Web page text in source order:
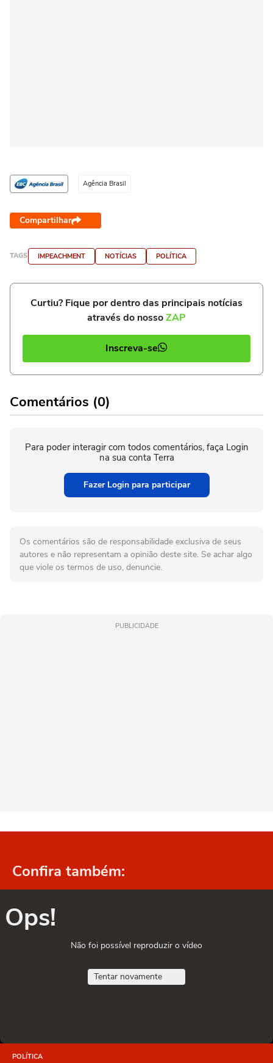
Agência Brasil
Compartilhar
TAGS IMPEACHMENT NOTÍCIAS POLÍTICA
Curtiu? Fique por dentro das principais notícias
através do nossoZAP
Inscreva-se
Comentários (0)
Para poder interagir com todos comentários, faça Login
na sua conta Terra
Fazer Login para participar
Os comentários são de responsabilidade exclusiva de seus
autores e não representam a opinião deste site. Se achar algo
que viole os termos de uso, denuncie.
PUBLICIDADE
Confira também:
Ops!
Não foi possível reproduzir o vídeo
Tentar novamente
POLÍTICA